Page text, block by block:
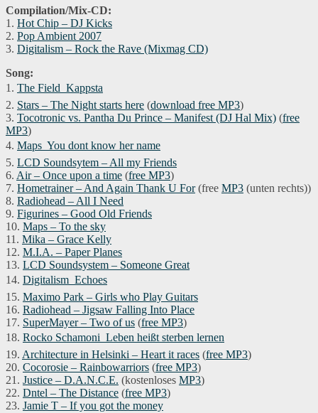
Compilation/Mix-CD:
1. Hot Chip – DJ Kicks
2. Pop Ambient 2007
3. Digitalism – Rock the Rave (Mixmag CD)
Song:
1. The Field  Kappsta
2. Stars – The Night starts here (download free MP3)
3. Tocotronic vs. Pantha Du Prince – Manifest (DJ Hal Mix) (free
MP3)
4. Maps  You dont know her name
5. LCD Soundsytem – All my Friends
6. Air – Once upon a time (free MP3)
7. Hometrainer – And Again Thank U For(free MP3 (unten rechts))
8. Radiohead – All I Need
9. Figurines – Good Old Friends
10. Maps – To the sky
11. Mika – Grace Kelly
12. M.I.A. – Paper Planes
13. LCD Soundsystem – Someone Great
14. Digitalism  Echoes
15. Maximo Park – Girls who Play Guitars
16. Radiohead – Jigsaw Falling Into Place
17. SuperMayer – Two of us (free MP3)
18. Rocko Schamoni  Leben heißt sterben lernen
19. Architecture in Helsinki – Heart it races (free MP3)
20. Cocorosie – Rainbowarriors (free MP3)
21. Justice – D.A.N.C.E. (kostenloses MP3)
22. Dntel – The Distance (free MP3)
23. Jamie T – If you got the money